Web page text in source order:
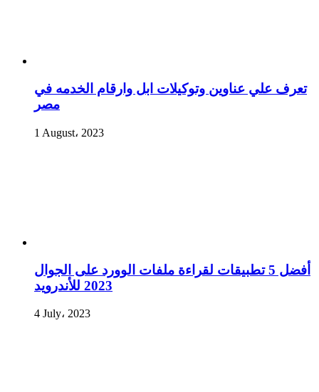
تعرف علي عناوين وتوكيلات ابل وارقام الخدمه في
مصر
1 August، 2023
أفضل 5 تطبيقات لقراءة ملفات الوورد على الجوال
2023 للأندرويد
4 July، 2023